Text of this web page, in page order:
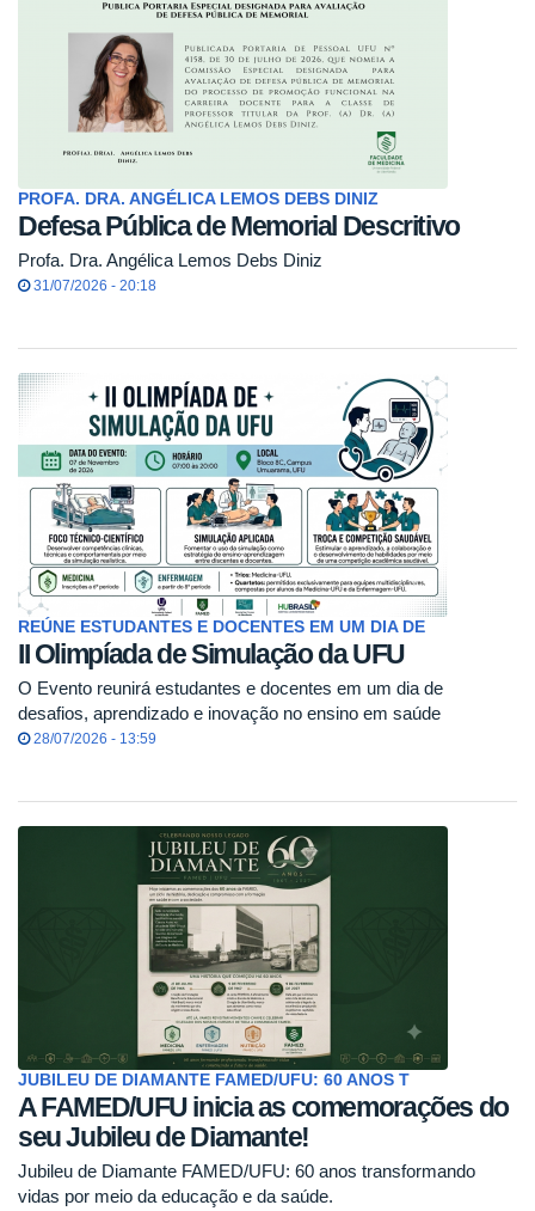
PROFA. DRA. ANGÉLICA LEMOS DEBS DINIZ
Defesa Pública de Memorial Descritivo
Profa. Dra. Angélica Lemos Debs Diniz
31/07/2026 - 20:18
REÚNE ESTUDANTES E DOCENTES EM UM DIA DE
II Olimpíada de Simulação da UFU
O Evento reunirá estudantes e docentes em um dia de
desafios, aprendizado e inovação no ensino em saúde
28/07/2026 - 13:59
JUBILEU DE DIAMANTE FAMED/UFU: 60 ANOS T
A FAMED/UFU inicia as comemorações do
seu Jubileu de Diamante!
Jubileu de Diamante FAMED/UFU: 60 anos transformando
vidas por meio da educação e da saúde.